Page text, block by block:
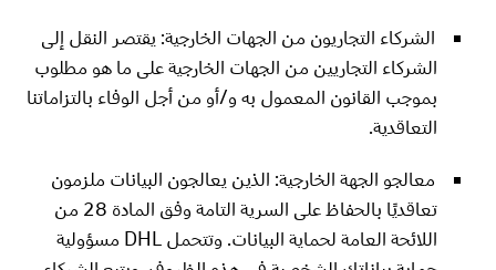
الشركاء التجاريون من الجهات الخارجية: يقتصر النقل إلى
الشركاء التجاريين من الجهات الخارجية على ما هو مطلوب
بموجب القانون المعمول به و/أو من أجل الوفاء بالتزاماتنا
التعاقدية.
معالجو الجهة الخارجية: الذين يعالجون البيانات ملزمون
تعاقديًا بالحفاظ على السرية التامة وفق المادة 28 من
اللائحة العامة لحماية البيانات. وتتحمل DHL مسؤولية